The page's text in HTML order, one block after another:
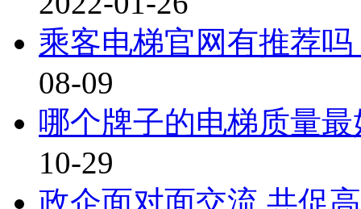
乘客电梯官网有推荐
08-09
哪个牌子的电梯质量
10-29